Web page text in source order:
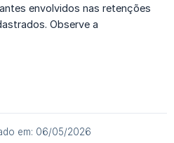
envolvidos nas retenções
Observe a
em: 06/05/2026